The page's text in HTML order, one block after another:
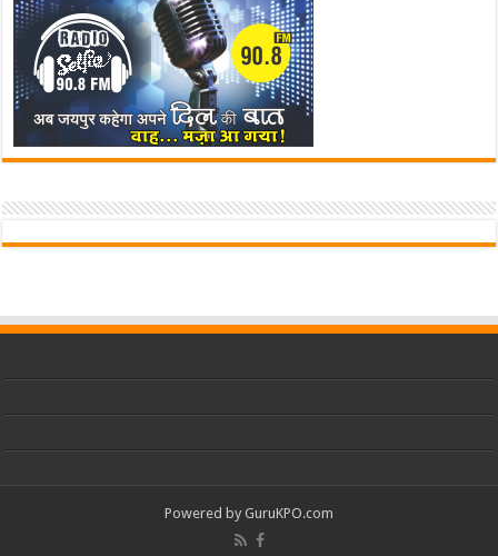
Powered by GuruKPO.com